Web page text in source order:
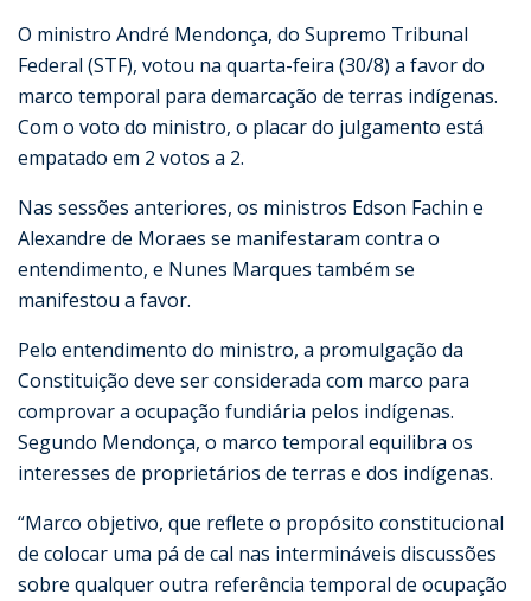
O ministro André Mendonça, do Supremo Tribunal
Federal (STF), votou na quarta-feira (30/8) a favor do
marco temporal para demarcação de terras indígenas.
Com o voto do ministro, o placar do julgamento está
empatado em 2 votos a 2.
Nas sessões anteriores, os ministros Edson Fachin e
Alexandre de Moraes se manifestaram contra o
entendimento, e Nunes Marques também se
manifestou a favor.
Pelo entendimento do ministro, a promulgação da
Constituição deve ser considerada com marco para
comprovar a ocupação fundiária pelos indígenas.
Segundo Mendonça, o marco temporal equilibra os
interesses de proprietários de terras e dos indígenas.
“Marco objetivo, que reflete o propósito constitucional
de colocar uma pá de cal nas intermináveis discussões
sobre qualquer outra referência temporal de ocupação